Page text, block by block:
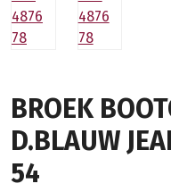
BROEK
D.BLAUW
54